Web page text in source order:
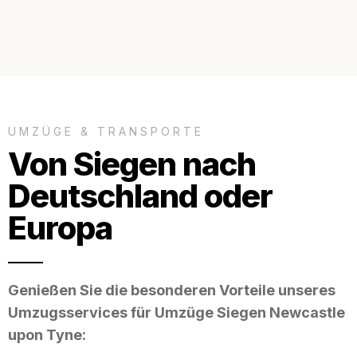
UMZÜGE & TRANSPORTE
Von Siegen nach
Deutschland oder
Europa
Genießen Sie die besonderen Vorteile unseres
Umzugsservices für Umzüge Siegen Newcastle
upon Tyne: